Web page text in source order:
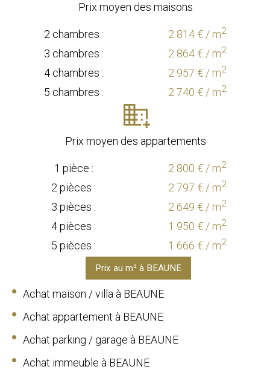
Prix moyen des maisons
2 chambres : 2 814 € / m2
3 chambres : 2 864 € / m2
4 chambres : 2 957 € / m2
5 chambres : 2 740 € / m2
Prix moyen des appartements
1 pièce : 2 800 € / m2
2 pièces : 2 797 € / m2
3 pièces : 2 649 € / m2
4 pièces : 1 950 € / m2
5 pièces : 1 666 € / m2
Prix au m² à BEAUNE
Achat maison / villa à BEAUNE
Achat appartement à BEAUNE
Achat parking / garage à BEAUNE
Achat immeuble à BEAUNE